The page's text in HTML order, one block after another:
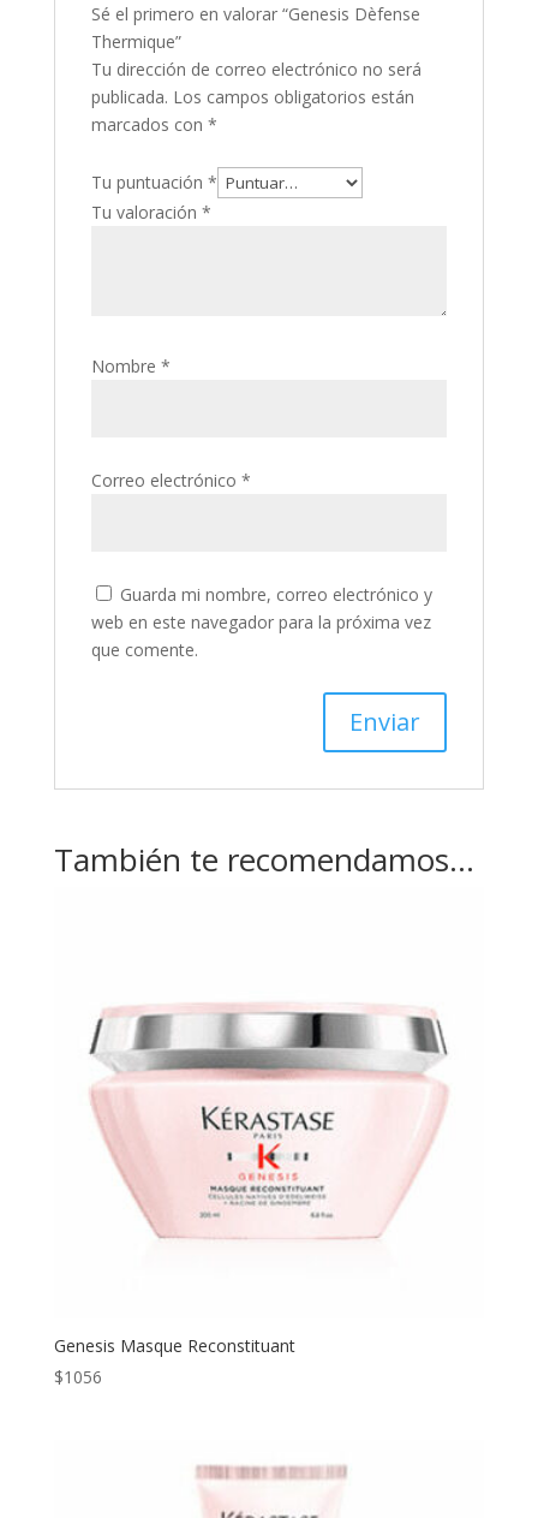
Sé el primero en valorar “Genesis Dèfense
Thermique”
Tu dirección de correo electrónico no será
publicada. Los campos obligatorios están
marcados con *
Tu puntuación *
Tu valoración *
Nombre *
Correo electrónico *
Guarda mi nombre, correo electrónico y
web en este navegador para la próxima vez
que comente.
También te recomendamos…
Genesis Masque Reconstituant
$1056